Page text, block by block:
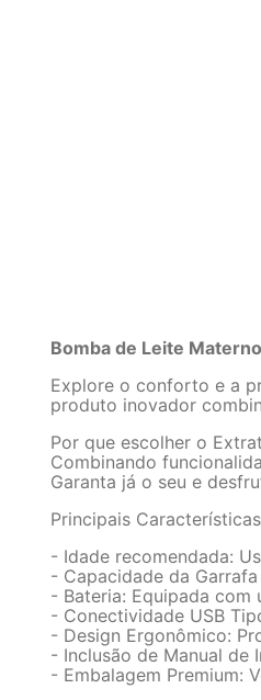
Bomba de Leite
Explore o conforto e a
produto inovador
Por que escolher o
Combinando
Garanta já o seu e
Principais
- Idade recomendada:
- Capacidade da
- Bateria: Equipada com
- Conectividade USB
- Design Ergonômico:
- Inclusão de Manual de
- Embalagem Premium: